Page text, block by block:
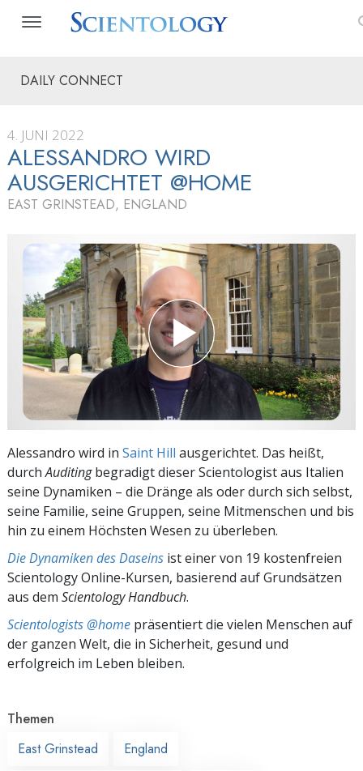
DAILY CONNECT
4. JUNI 2022
ALESSANDRO WIRD
AUSGERICHTET @HOME
EAST GRINSTEAD, ENGLAND
Alessandro wird in Saint Hill ausgerichtet. Das heißt,
durchAuditingbegradigt dieser Scientologist aus Italien
seine Dynamiken – die Dränge als oder durch sich selbst,
seine Familie, seine Gruppen, seine Mitmenschen und bis
hin zu einem Höchsten Wesen zu überleben.
Die Dynamiken des Daseins ist einer von 19 kostenfreien
Scientology Online-Kursen, basierend auf Grundsätzen
aus dem Scientology Handbuch.
Scientologists @home präsentiert die vielen Menschen auf
der ganzen Welt, die in Sicherheit, gesund und
erfolgreich im Leben bleiben.
Themen
East Grinstead
England